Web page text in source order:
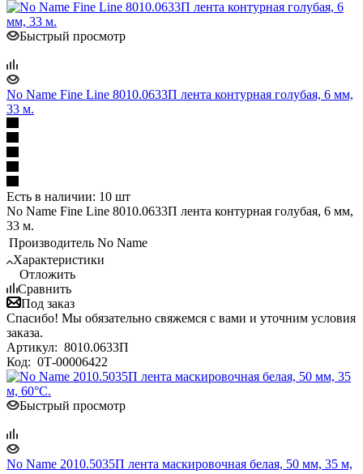
Быстрый просмотр
No Name Fine Line 8010.0633П лента контурная голубая, 6 мм,
33 м.
Есть в наличии: 10 шт
No Name Fine Line 8010.0633П лента контурная голубая, 6 мм,
33 м.
Производитель No Name
Характеристики
Отложить
Сравнить
Под заказ
Спасибо! Мы обязательно свяжемся с вами и уточним условия
заказа.
Артикул: 8010.0633П
Код: 0Т-00006422
Быстрый просмотр
No Name 2010.5035П лента маскировочная белая, 50 мм, 35 м,